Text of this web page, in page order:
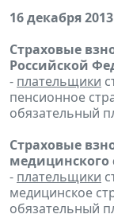
16 декабря 2013
Страховые
Российской
- плательщики
пенсионное
обязательный
Страховые
медицинского
- плательщики
медицинское
обязательный